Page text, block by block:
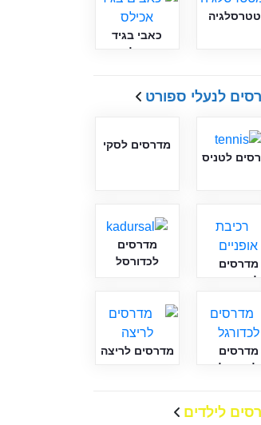
כאבי בגיד
אכילס
לנעלי ספורט
לטניס
מדרסים לסקי
מדרסים
לאופניים
מדרסים
לכדורסל
מדרסים
לכדורגל
מדרסים לריצה
לילדים